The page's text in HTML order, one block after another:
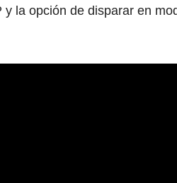
la opción de disparar en